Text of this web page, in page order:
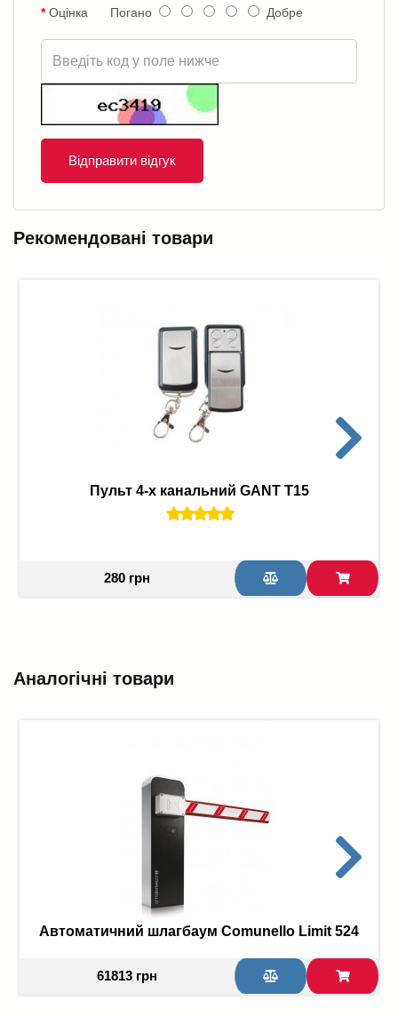
Оцінка Погано Добре
Відправити відгук
Рекомендовані товари
Пульт 4-х канальний GANT T15
280 грн
Аналогічні товари
Автоматичний шлагбаум Comunello Limit 524
61813 грн